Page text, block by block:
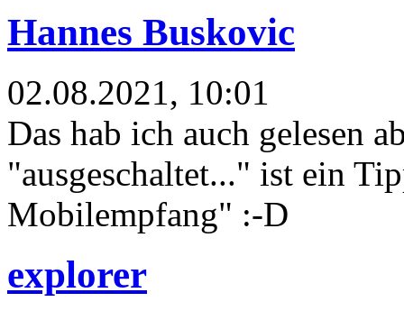
Hannes Buskovic
02.08.2021, 10:01
Das hab ich auch gelesen
"ausgeschaltet..." ist ein
Mobilempfang" :-D
explorer